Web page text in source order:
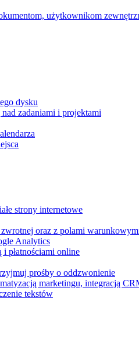
użytkownikom
dysku
zadaniami i projektami
strony internetowe
oraz z polami
Analytics
i płatnościami online
prośby o oddzwonienie
marketingu, integracją
tekstów